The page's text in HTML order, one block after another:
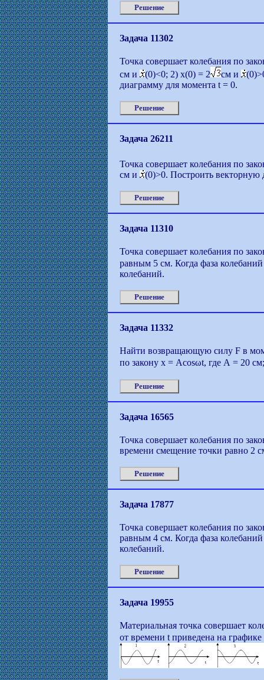
Решение
Задача 11302
Точка совершает колебания по
см и
(0)<0; 2) x(0) = 2 см и
диаграмму для момента t = 0.
Решение
Задача 26211
Точка совершает колебания по
см и
(0)>0. Построить векторную
Решение
Задача 11310
Точка совершает колебания по
равным 5 см. Когда фаза
колебаний.
Решение
Задача 11332
Найти возвращающую силу F в
по закону х = Аcosωt, где А = 20
Решение
Задача 16565
Точка совершает колебания по
времени смещение точки равно 2
Решение
Задача 17877
Точка совершает колебания по
равным 4 см. Когда фаза
колебаний.
Решение
Задача 19955
Материальная точка совершает
от времени t приведена на